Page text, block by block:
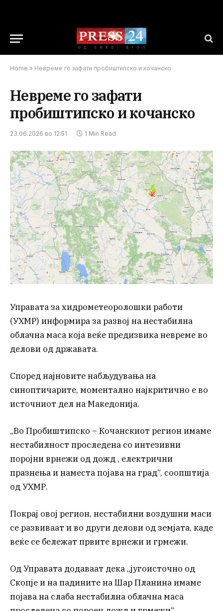
Home » Невреме го зафати пробиштипско и кочанско
Невреме го зафати
пробиштипско и кочанско
23.06.2026 во 12:51 1 Min Read
Управата за хидрометеоролошки работи
(УХМР) информира за развој на нестабилна
облачна маса која веќе предизвика невреме во
делови од државата.
Според најновите набљудувања на
синоптичарите, моментално најкритично е во
источниот дел на Македонија.
„Во Пробиштипско – Кочанскиот регион имаме
нестабилност проследена со интезивни
поројни врнежи од дожд , електрични
празнења и наместа појава на град“, соопштија
од УХМР.
Покрај овој регион, нестабилни воздушни маси
се развиваат и во други делови од земјата, каде
веќе се бележат првите врнежи и грмежи.
Од Управата додаваат дека „југоисточно од
Скопје и на падините на Шар Планина имаме
појава на слаба нестабилна облачна маса